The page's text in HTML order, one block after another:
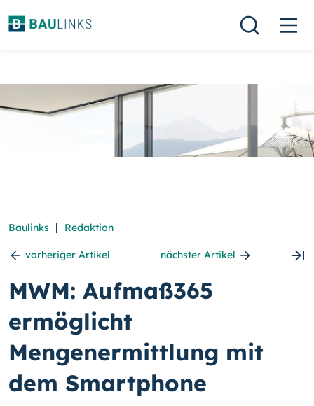
Baulinks | Redaktion
vorheriger Artikel nächster Artikel
MWM: Aufmaß365
ermöglicht
Mengenermittlung mit
dem Smartphone